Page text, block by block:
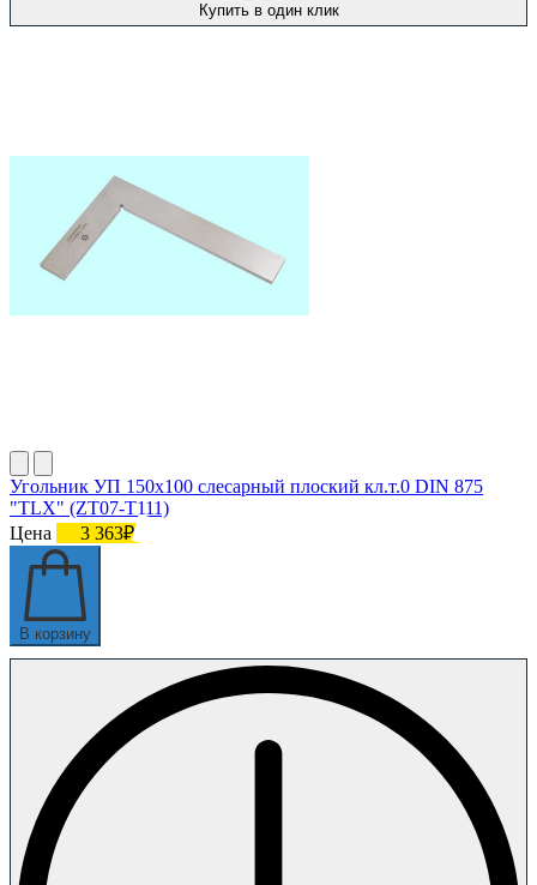
Купить в один клик
Угольник УП 150х100 слесарный плоский кл.т.0 DIN 875
"TLX" (ZT07-T111)
Цена
3 363₽
В корзину